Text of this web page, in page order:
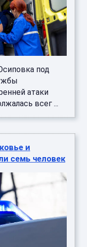
под
атаки
всег ...
и
семь человек